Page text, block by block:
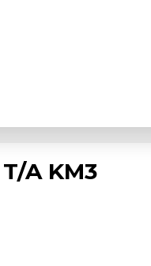
A KM3